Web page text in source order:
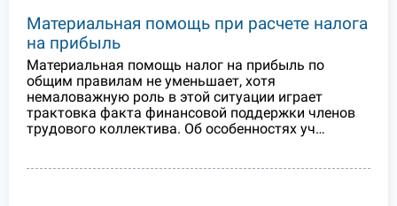
Материальная помощь при расчете налога
на прибыль
Материальная помощь налог на прибыль по
общим правилам не уменьшает, хотя
немаловажную роль в этой ситуации играет
трактовка факта финансовой поддержки членов
трудового коллектива. Об особенностях уч…